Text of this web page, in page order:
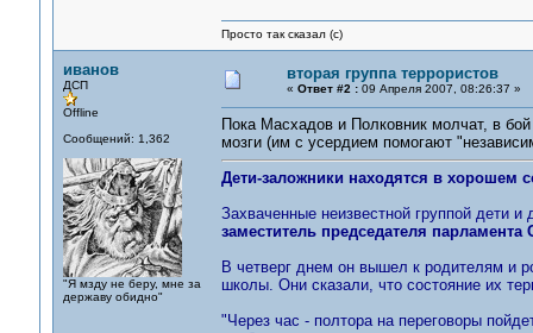
Просто так сказал (с)
иванов
ДСП
Offline
Сообщений: 1,362
"Я мзду не беру, мне за
державу обидно"
вторая группа террористов
« Ответ #2 :09 Апреля 2007, 08:26:37 »
Пока Масхадов и Полковник молчат, в
мозги (им с усердием помогают
Дети-заложники находятся в хорошем
Захваченные неизвестной группой дети
заместитель председателя
В четверг днем он вышел к родителям и
школы. Они сказали, что состояние их
"Через час - полтора на переговоры